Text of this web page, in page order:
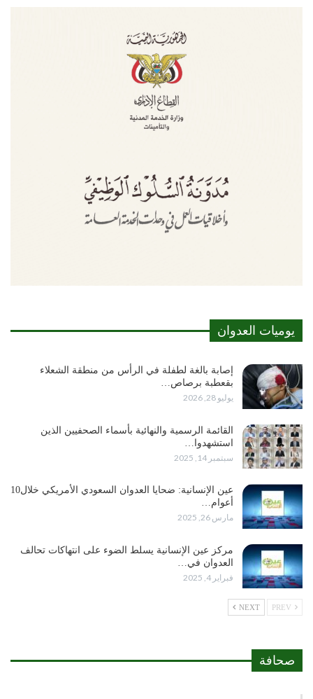
يوميات العدوان
إصابة بالغة لطفلة في الرأس من منطقة الشعلاء
بقعطبة برصاص…
يوليو 28, 2026
القائمة الرسمية والنهائية بأسماء الصحفيين الذين
استشهدوا…
سبتمبر 14, 2025
عين الإنسانية: ضحايا العدوان السعودي الأمريكي خلال10
أعوام…
مارس 26, 2025
مركز عين الإنسانية يسلط الضوء على انتهاكات تحالف
العدوان في…
فبراير 4, 2025
NEXT
صحافة